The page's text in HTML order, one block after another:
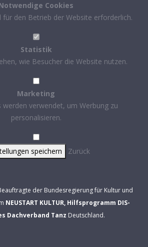
Cookies
für den Betrieb der Website erforderlich.
Statistik
wie Besucher die Website nutzen.
Marketing
werden verwendet, um Werbung zu
personalisieren.
speichern Zurück
der Bundesregierung für Kultur und
NEUSTART KULTUR, Hilfsprogramm DIS-
Dachverband Tanz Deutschland.